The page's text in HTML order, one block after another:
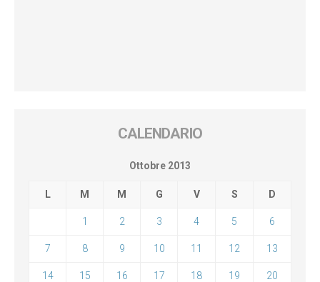
CALENDARIO
Ottobre 2013
L M M G V S D
1 2 3 4 5 6
7 8 9 10 11 12 13
14 15 16 17 18 19 20